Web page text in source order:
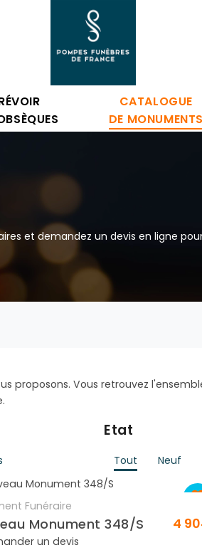
CATALOGUE
DE MONUMENTS
et demandez un devis en ligne
proposons. Vous retrouvez
Etat
Tout Neuf
En savoir plus
Funéraire
Monument 348/S
un devis
4